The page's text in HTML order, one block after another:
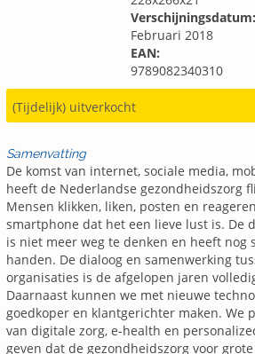
Verschijningsdatum:
Februari 2018
EAN:
9789082340310
(Tijdelijk) uitverkocht
Samenvatting
De komst van internet, sociale media,
heeft de Nederlandse gezondheidszorg
Mensen klikken, liken, posten en
smartphone dat het een lieve lust is. De
is niet meer weg te denken en heeft nog
handen. De dialoog en samenwerking
organisaties is de afgelopen jaren
Daarnaast kunnen we met nieuwe
goedkoper en klantgerichter maken. We
van digitale zorg, e-health en
geven dat de gezondheidszorg voor